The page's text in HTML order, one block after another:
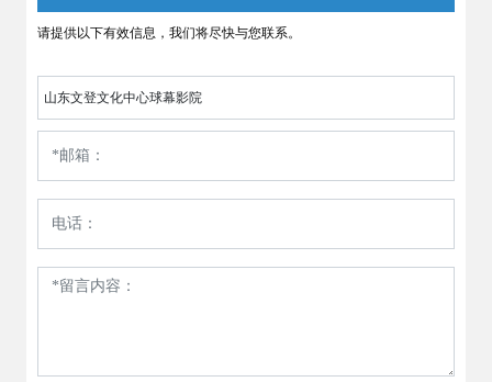
请提供以下有效信息，我们将尽快与您联系。
山东文登文化中心球幕影院